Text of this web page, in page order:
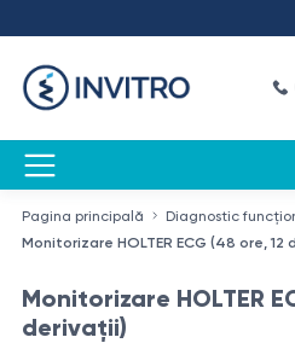
Pagina principală
Diagnostic
Monitorizare HOLTER ECG (48 ore, 12
Monitorizare HOLTER
derivații)